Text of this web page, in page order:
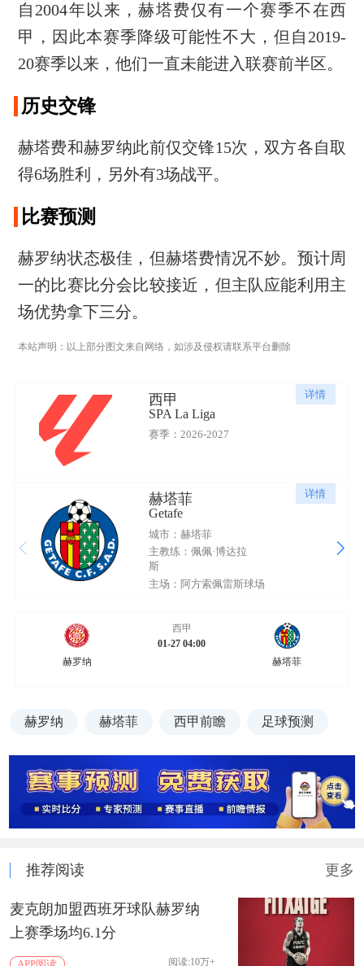
自2004年以来，赫塔费仅有一个赛季不在西
甲，因此本赛季降级可能性不大，但自2019-
20赛季以来，他们一直未能进入联赛前半区。
历史交锋
赫塔费和赫罗纳此前仅交锋15次，双方各自取
得6场胜利，另外有3场战平。
比赛预测
赫罗纳状态极佳，但赫塔费情况不妙。预计周
一的比赛比分会比较接近，但主队应能利用主
场优势拿下三分。
本站声明：以上部分图文来自网络，如涉及侵权请联系平台删除
详情
西甲
SPA La Liga
赛季：2026-2027
详情
赫塔菲
Getafe
城市：赫塔菲
主教练：佩佩·博达拉
斯
主场：阿方索佩雷斯球场
赫罗纳
西甲
01-27 04:00
赫塔菲
赫罗纳 赫塔菲 西甲前瞻 足球预测
推荐阅读 更多
麦克朗加盟西班牙球队赫罗纳
上赛季场均6.1分
阅读:10万+